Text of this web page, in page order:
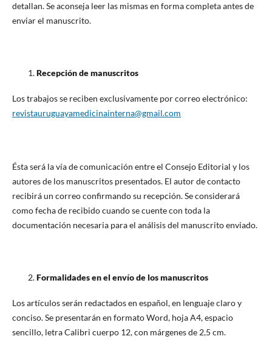
detallan. Se aconseja leer las mismas en forma completa antes de
enviar el manuscrito.
Recepción de manuscritos
Los trabajos se reciben exclusivamente por correo electrónico:
revistauruguayamedicinainterna@gmail.com
Ésta será la vía de comunicación entre el Consejo Editorial y los
autores de los manuscritos presentados. El autor de contacto
recibirá un correo confirmando su recepción. Se considerará
como fecha de recibido cuando se cuente con toda la
documentación necesaria para el análisis del manuscrito enviado.
Formalidades en el envío de los manuscritos
Los artículos serán redactados en español, en lenguaje claro y
conciso. Se presentarán en formato Word, hoja A4, espacio
sencillo, letra Calibri cuerpo 12, con márgenes de 2,5 cm.